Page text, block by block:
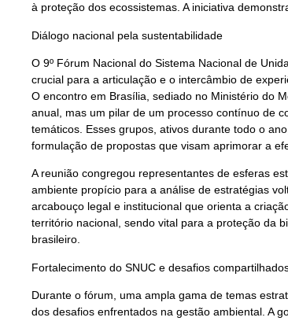
à proteção dos ecossistemas. A iniciativa
Diálogo nacional pela sustentabilidade
O 9º Fórum Nacional do Sistema Nacional de
crucial para a articulação e o intercâmbio de
O encontro em Brasília, sediado no Ministério do
anual, mas um pilar de um processo contínuo de
temáticos. Esses grupos, ativos durante todo o
formulação de propostas que visam aprimorar a
A reunião congregou representantes de esferas
ambiente propício para a análise de estratégias
arcabouço legal e institucional que orienta a
território nacional, sendo vital para a proteção da
brasileiro.
Fortalecimento do SNUC e desafios
Durante o fórum, uma ampla gama de temas
dos desafios enfrentados na gestão ambiental. A